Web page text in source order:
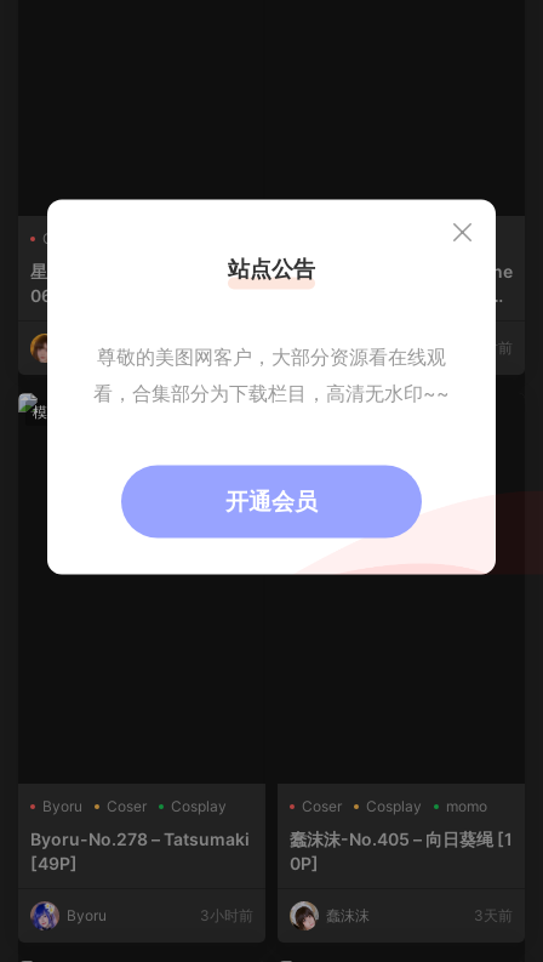
Coser
hoshilily
星之迟迟-No.320 – 2026年
06月计划 异环 安魂曲 同人
星之迟迟 3小时前
Cosplay
Byoru-No.281 – Neon Gene
sis Evangelion Asuka Lang
Byoru 3小时前
模特
Byoru Coser Cosplay
Byoru-No.278 – Tatsumaki
[49P]
Byoru 3小时前
Coser Cosplay momo
蠢沫沫-No.405 – 向日葵绳 [1
0P]
蠢沫沫 3天前
站点公告
尊敬的美图网客户，大部分资源看在线观
看，合集部分为下载栏目，高清无水印~~
开通会员